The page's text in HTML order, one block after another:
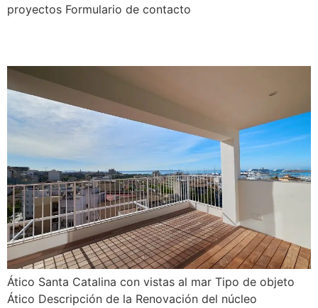
proyectos Formulario de contacto
Ático Santa Catalina con vistas al mar Tipo de objeto
Ático Descripción de la Renovación del núcleo